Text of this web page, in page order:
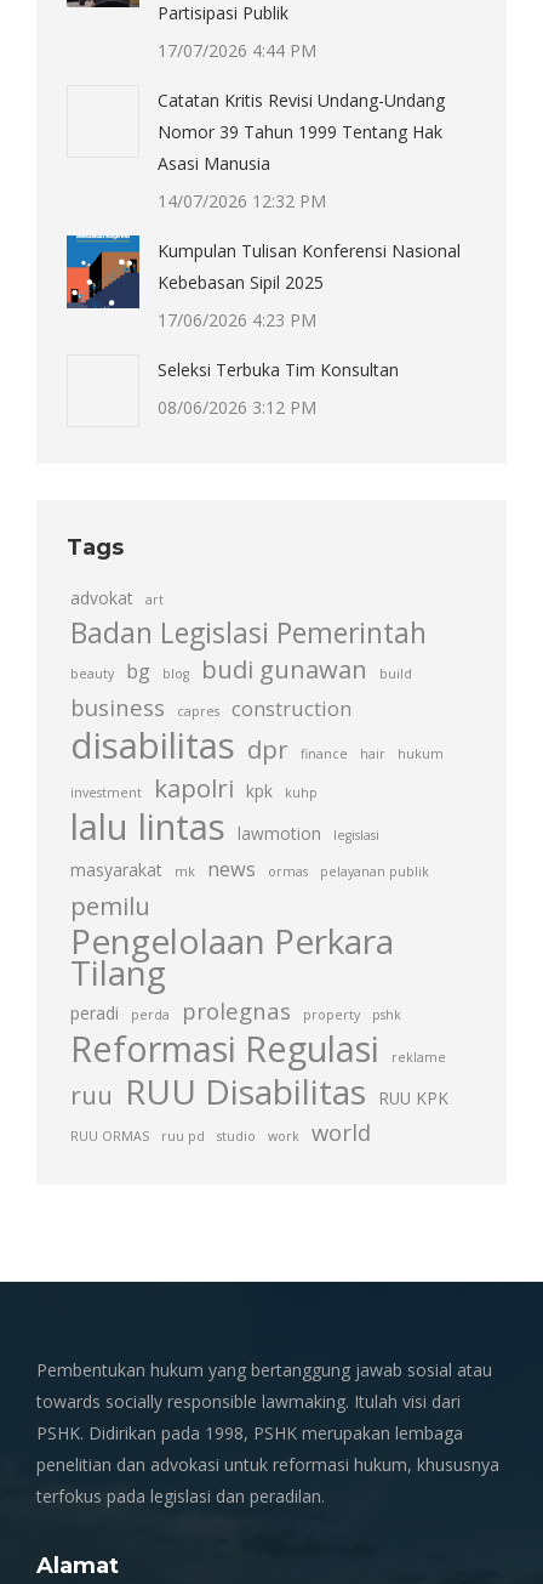
Partisipasi Publik
17/07/2026 4:44 PM
Catatan Kritis Revisi Undang-Undang
Nomor 39 Tahun 1999 Tentang Hak
Asasi Manusia
14/07/2026 12:32 PM
Kumpulan Tulisan Konferensi Nasional
Kebebasan Sipil 2025
17/06/2026 4:23 PM
Seleksi Terbuka Tim Konsultan
08/06/2026 3:12 PM
Tags
advokat art
Badan Legislasi Pemerintah
beauty bg blog budi gunawan build
business capres construction
disabilitas dpr finance hair hukum
investment kapolri kpk kuhp
lalu lintas lawmotion legislasi
masyarakat mk news ormas pelayanan publik
pemilu
Pengelolaan Perkara
Tilang
peradi perda prolegnas property pshk
Reformasi Regulasi reklame
ruu RUU Disabilitas RUU KPK
RUU ORMAS ruu pd studio work world
Pembentukan hukum yang bertanggung jawab sosial atau
towards socially responsible lawmaking. Itulah visi dari
PSHK. Didirikan pada 1998, PSHK merupakan lembaga
penelitian dan advokasi untuk reformasi hukum, khususnya
terfokus pada legislasi dan peradilan.
Alamat